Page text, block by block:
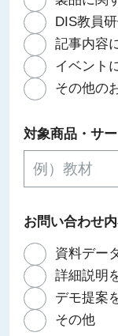
DIS教員
記事内容
イベント
その他の
対象商品・サ
お問い合わせ
資料デー
詳細説明
デモ提案
その他